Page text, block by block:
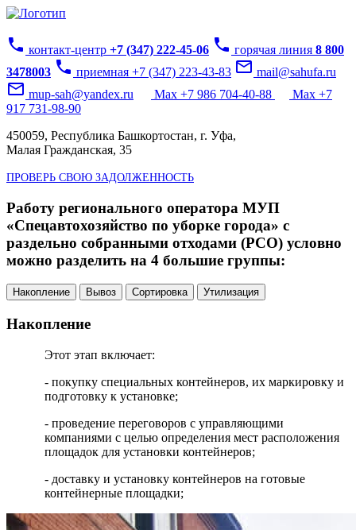
phone контакт-центр +7 (347) 222-45-06 phone горячая линия 8 800
3478003 phone приемная +7 (347) 223-43-83 mail_outline mail@sahufa.ru
mail_outline mup-sah@yandex.ru Max +7 986 704-40-88
Max +7
917 731-98-90
450059, Республика Башкортостан, г. Уфа,
Малая Гражданская, 35
ПРОВЕРЬ СВОЮ ЗАДОЛЖЕННОСТЬ
Работу регионального оператора МУП
«Спецавтохозяйство по уборке города» с
раздельно собранными отходами (РСО) условно
можно разделить на 4 большие группы:
Накопление Вывоз Сортировка Утилизация
Накопление
Этот этап включает:
- покупку специальных контейнеров, их маркировку и
подготовку к установке;
- проведение переговоров с управляющими
компаниями с целью определения мест расположения
площадок для установки контейнеров;
- доставку и установку контейнеров на готовые
контейнерные площадки;